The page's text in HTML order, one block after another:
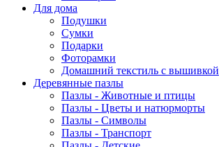
Для дома
Подушки
Сумки
Подарки
Фоторамки
Домашний текстиль с вышивкой
Деревянные пазлы
Пазлы - Животные и птицы
Пазлы - Цветы и натюрморты
Пазлы - Символы
Пазлы - Транспорт